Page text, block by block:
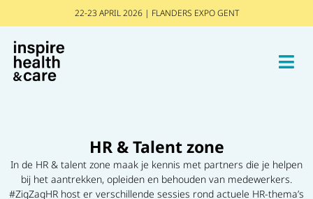
22-23 APRIL 2026 | FLANDERS EXPO GENT
HR & Talent zone
In de HR & talent zone maak je kennis met partners die je helpen
bij het aantrekken, opleiden en behouden van medewerkers.
#ZigZagHR host er verschillende sessies rond actuele HR-thema’s